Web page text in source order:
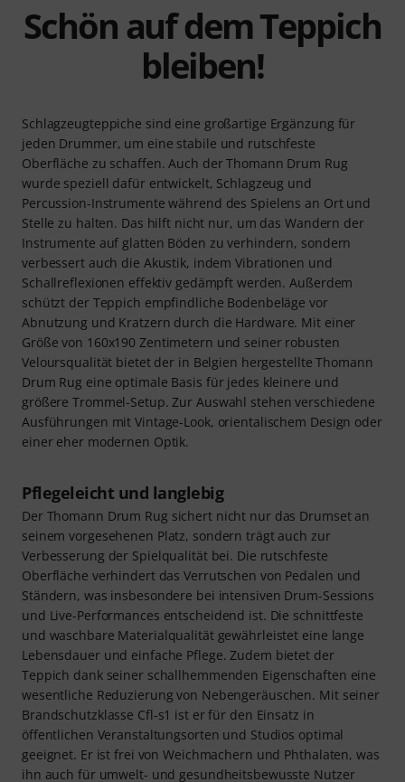
Schön auf dem Teppich
bleiben!
Schlagzeugteppiche sind eine großartige Ergänzung für
jeden Drummer, um eine stabile und rutschfeste
Oberfläche zu schaffen. Auch der Thomann Drum Rug
wurde speziell dafür entwickelt, Schlagzeug und
Percussion-Instrumente während des Spielens an Ort und
Stelle zu halten. Das hilft nicht nur, um das Wandern der
Instrumente auf glatten Böden zu verhindern, sondern
verbessert auch die Akustik, indem Vibrationen und
Schallreflexionen effektiv gedämpft werden. Außerdem
schützt der Teppich empfindliche Bodenbeläge vor
Abnutzung und Kratzern durch die Hardware. Mit einer
Größe von 160x190 Zentimetern und seiner robusten
Veloursqualität bietet der in Belgien hergestellte Thomann
Drum Rug eine optimale Basis für jedes kleinere und
größere Trommel-Setup. Zur Auswahl stehen verschiedene
Ausführungen mit Vintage-Look, orientalischem Design oder
einer eher modernen Optik.
Pflegeleicht und langlebig
Der Thomann Drum Rug sichert nicht nur das Drumset an
seinem vorgesehenen Platz, sondern trägt auch zur
Verbesserung der Spielqualität bei. Die rutschfeste
Oberfläche verhindert das Verrutschen von Pedalen und
Ständern, was insbesondere bei intensiven Drum-Sessions
und Live-Performances entscheidend ist. Die schnittfeste
und waschbare Materialqualität gewährleistet eine lange
Lebensdauer und einfache Pflege. Zudem bietet der
Teppich dank seiner schallhemmenden Eigenschaften eine
wesentliche Reduzierung von Nebengeräuschen. Mit seiner
Brandschutzklasse Cfl-s1 ist er für den Einsatz in
öffentlichen Veranstaltungsorten und Studios optimal
geeignet. Er ist frei von Weichmachern und Phthalaten, was
ihn auch für umwelt- und gesundheitsbewusste Nutzer